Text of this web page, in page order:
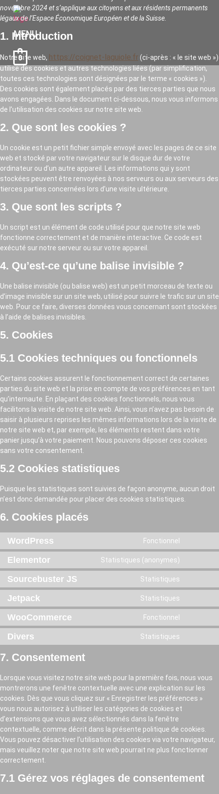
MENU
0
novembre 2024 et s’applique aux citoyens et aux résidents permanents
légaux de l’Espace Économique Européen et de la Suisse.
1. Introduction
Notre site web, https://coignet-laguiole.fr(ci-après : « le site web »)
utilise des cookies et autres technologies liées (par simplification,
toutes ces technologies sont désignées par le terme « cookies »).
Des cookies sont également placés par des tierces parties que nous
avons engagées. Dans le document ci-dessous, nous vous informons
de l’utilisation des cookies sur notre site web.
2. Que sont les cookies ?
Un cookie est un petit fichier simple envoyé avec les pages de ce site
web et stocké par votre navigateur sur le disque dur de votre
ordinateur ou d’un autre appareil. Les informations qui y sont
stockées peuvent être renvoyées à nos serveurs ou aux serveurs des
tierces parties concernées lors d’une visite ultérieure.
3. Que sont les scripts ?
Un script est un élément de code utilisé pour que notre site web
fonctionne correctement et de manière interactive. Ce code est
exécuté sur notre serveur ou sur votre appareil.
4. Qu’est-ce qu’une balise invisible ?
Une balise invisible (ou balise web) est un petit morceau de texte ou
d’image invisible sur un site web, utilisé pour suivre le trafic sur un site
web. Pour ce faire, diverses données vous concernant sont stockées
à l’aide de balises invisibles.
5. Cookies
5.1 Cookies techniques ou fonctionnels
Certains cookies assurent le fonctionnement correct de certaines
parties du site web et la prise en compte de vos préférences en tant
qu’internaute. En plaçant des cookies fonctionnels, nous vous
facilitons la visite de notre site web. Ainsi, vous n’avez pas besoin de
saisir à plusieurs reprises les mêmes informations lors de la visite de
notre site web et, par exemple, les éléments restent dans votre
panier jusqu’à votre paiement. Nous pouvons déposer ces cookies
sans votre consentement.
5.2 Cookies statistiques
Puisque les statistiques sont suivies de façon anonyme, aucun droit
n’est donc demandée pour placer des cookies statistiques.
6. Cookies placés
WordPress Fonctionnel
to
Elementor Statistiques (anonymes)
to
Sourcebuster JS Statistiques
to
js
Jetpack Statistiques
to
WooCommerce Fonctionnel
to
Divers Statistiques
to
7. Consentement
Lorsque vous visitez notre site web pour la première fois, nous vous
montrerons une fenêtre contextuelle avec une explication sur les
cookies. Dès que vous cliquez sur « Enregistrer les préférences »
vous nous autorisez à utiliser les catégories de cookies et
d’extensions que vous avez sélectionnés dans la fenêtre
contextuelle, comme décrit dans la présente politique de cookies.
Vous pouvez désactiver l’utilisation des cookies via votre navigateur,
mais veuillez noter que notre site web pourrait ne plus fonctionner
correctement.
7.1 Gérez vos réglages de consentement